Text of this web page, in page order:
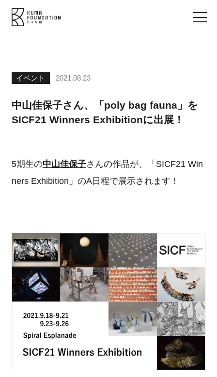
イベント 2021.08.23
中山佳保子さん、「poly bag fauna」を
SICF21 Winners Exhibitionに出展！
5期生の中山佳保子さんの作品が、「SICF21 Win
ners Exhibition」のA日程で展示されます！